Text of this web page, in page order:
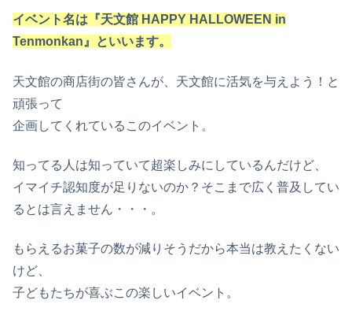
イベント名は『天文館 HAPPY HALLOWEEN in
Tenmonkan』といいます。
天文館の商店街の皆さんが、天文館に活気を与えよう！と
頑張って
企画してくれているこのイベント。
知ってる人は知っていて超楽しみにしているんだけど、
イマイチ認知度が足りないのか？そこまで広く普及してい
るとは言えません・・・。
もらえるお菓子の数が減りそうだから本当は教えたくない
けど、
子どもたちが喜ぶこの楽しいイベント。